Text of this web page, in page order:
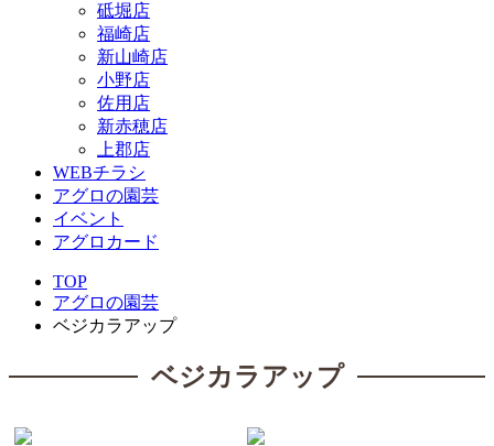
砥堀店
福崎店
新山崎店
小野店
佐用店
新赤穂店
上郡店
WEBチラシ
アグロの園芸
イベント
アグロカード
TOP
アグロの園芸
ベジカラアップ
ベジカラアップ